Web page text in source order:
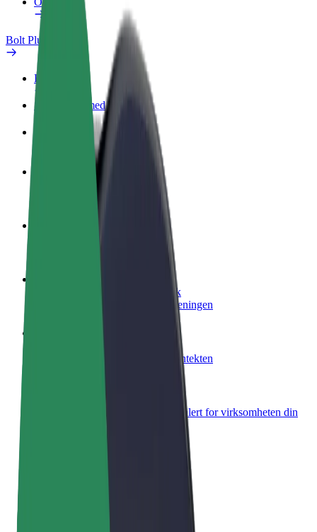
Bolt Pluss
Fordeler
Slik blir du med
Tjen penger på egne vilkår
Lever mat og få betalt ukentlig
Legg til en restaurant eller butikk
Nå ut til flere kunder og øk inntjeningen
Legg til flåten din i Bolt og øk inntekten
Bolt for Business
Bolt-produkter og tjenester oppskalert for virksomheten din